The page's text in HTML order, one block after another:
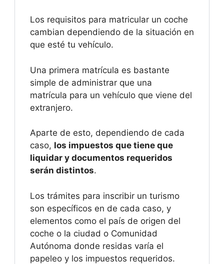
Los requisitos para matricular un coche
cambian dependiendo de la situación en
que esté tu vehículo.
Una primera matrícula es bastante
simple de administrar que una
matrícula para un vehículo que viene del
extranjero.
Aparte de esto, dependiendo de cada
caso, los impuestos que tiene que
liquidar y documentos requeridos
serán distintos.
Los trámites para inscribir un turismo
son específicos en de cada caso, y
elementos como el país de origen del
coche o la ciudad o Comunidad
Autónoma donde residas varía el
papeleo y los impuestos requeridos.